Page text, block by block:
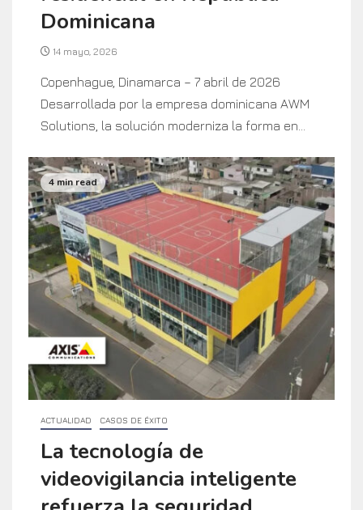
Dominicana
14 mayo, 2026
Copenhague, Dinamarca – 7 abril de 2026
Desarrollada por la empresa dominicana AWM
Solutions, la solución moderniza la forma en...
4 min read
ACTUALIDAD CASOS DE ÉXITO
La tecnología de
videovigilancia inteligente